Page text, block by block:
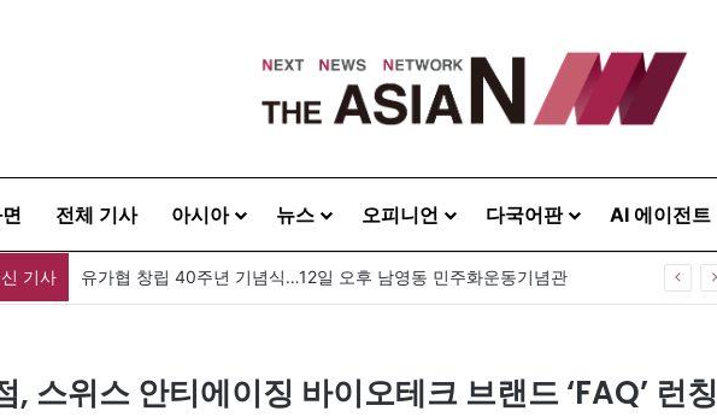
전체 기사 아시아 뉴스 오피니언 다국어판 AI 에이전트
기사 유가협 창립 40주년 기념식…12일 오후 남영동 민주화운동기념관
, 스위스 안티에이징 바이오테크 브랜드 ‘FAQ’ 런칭